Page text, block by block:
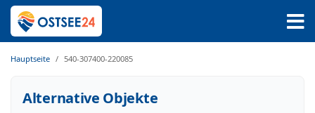
Hauptseite 540-307400-220085
Alternative Objekte